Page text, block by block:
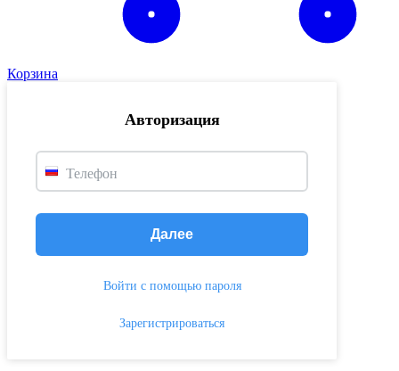
Корзина
Авторизация
Телефон
Далее
Войти с помощью пароля
Зарегистрироваться